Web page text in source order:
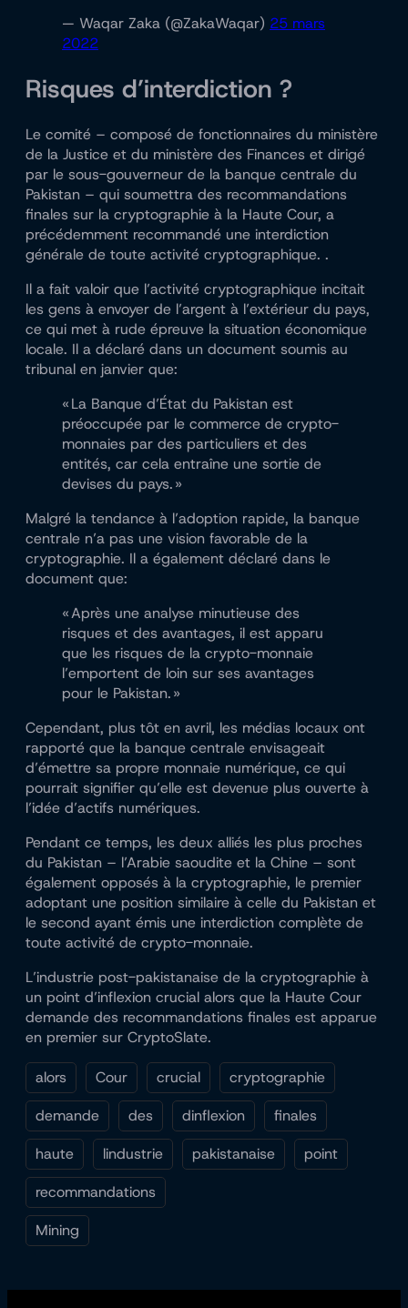
— Waqar Zaka (@ZakaWaqar) 25 mars
2022
Risques d’interdiction ?
Le comité – composé de fonctionnaires du ministère
de la Justice et du ministère des Finances et dirigé
par le sous-gouverneur de la banque centrale du
Pakistan – qui soumettra des recommandations
finales sur la cryptographie à la Haute Cour, a
précédemment recommandé une interdiction
générale de toute activité cryptographique. .
Il a fait valoir que l’activité cryptographique incitait
les gens à envoyer de l’argent à l’extérieur du pays,
ce qui met à rude épreuve la situation économique
locale. Il a déclaré dans un document soumis au
tribunal en janvier que:
« La Banque d’État du Pakistan est
préoccupée par le commerce de crypto-
monnaies par des particuliers et des
entités, car cela entraîne une sortie de
devises du pays. »
Malgré la tendance à l’adoption rapide, la banque
centrale n’a pas une vision favorable de la
cryptographie. Il a également déclaré dans le
document que:
« Après une analyse minutieuse des
risques et des avantages, il est apparu
que les risques de la crypto-monnaie
l’emportent de loin sur ses avantages
pour le Pakistan. »
Cependant, plus tôt en avril, les médias locaux ont
rapporté que la banque centrale envisageait
d’émettre sa propre monnaie numérique, ce qui
pourrait signifier qu’elle est devenue plus ouverte à
l’idée d’actifs numériques.
Pendant ce temps, les deux alliés les plus proches
du Pakistan – l’Arabie saoudite et la Chine – sont
également opposés à la cryptographie, le premier
adoptant une position similaire à celle du Pakistan et
le second ayant émis une interdiction complète de
toute activité de crypto-monnaie.
L’industrie post-pakistanaise de la cryptographie à
un point d’inflexion crucial alors que la Haute Cour
demande des recommandations finales est apparue
en premier sur CryptoSlate.
alors Cour crucial
cryptographie
demande
des dinflexion
finales
haute
lindustrie pakistanaise
point
recommandations
Mining